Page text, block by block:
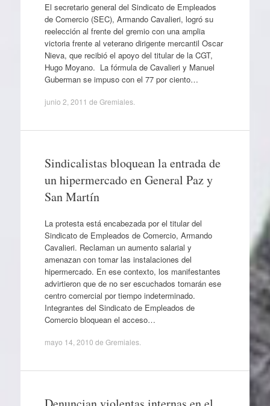
El secretario general del Sindicato de Empleados
de Comercio (SEC), Armando Cavalieri, logró su
reelección al frente del gremio con una amplia
victoria frente al veterano dirigente mercantil Oscar
Nieva, que recibió el apoyo del titular de la CGT,
Hugo Moyano. La fórmula de Cavalieri y Manuel
Guberman se impuso con el 77 por ciento…
junio 2, 2011 de Gremiales.
Sindicalistas bloquean la entrada de
un hipermercado en General Paz y
San Martín
La protesta está encabezada por el titular del
Sindicato de Empleados de Comercio, Armando
Cavalieri. Reclaman un aumento salarial y
amenazan con tomar las instalaciones del
hipermercado. En ese contexto, los manifestantes
advirtieron que de no ser escuchados tomarán ese
centro comercial por tiempo indeterminado.
Integrantes del Sindicato de Empleados de
Comercio bloquean el acceso…
mayo 14, 2010 de Gremiales.